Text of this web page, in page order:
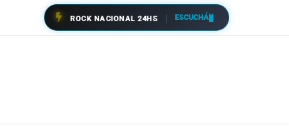
ROCK NACIONAL 24HS ESCUCHÁ